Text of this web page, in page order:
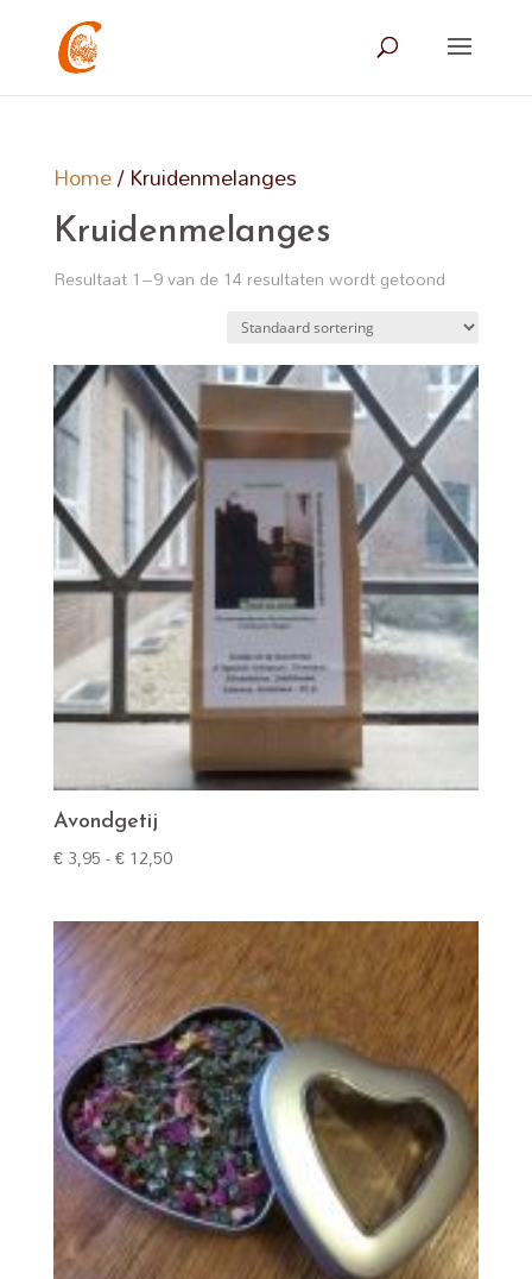
Home/ Kruidenmelanges
Kruidenmelanges
Resultaat 1–9 van de 14 resultaten wordt getoond
Avondgetij
€3,95-€12,50Prijsklasse:
€ 12,50